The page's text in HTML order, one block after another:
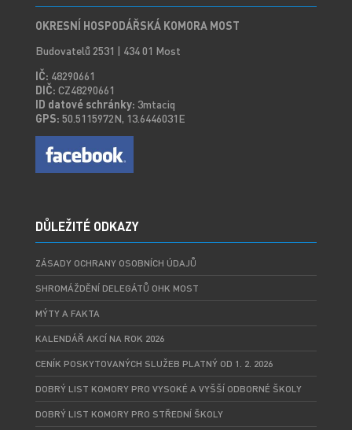
OKRESNÍ HOSPODÁŘSKÁ KOMORA MOST
Budovatelů 2531 | 434 01 Most
IČ: 48290661
DIČ: CZ48290661
ID datové schránky: 3mtaciq
GPS: 50.5115972N, 13.6446031E
DŮLEŽITÉ ODKAZY
ZÁSADY OCHRANY OSOBNÍCH ÚDAJŮ
SHROMÁŽDĚNÍ DELEGÁTŮ OHK MOST
MÝTY A FAKTA
KALENDÁŘ AKCÍ NA ROK 2026
CENÍK POSKYTOVANÝCH SLUŽEB PLATNÝ OD 1. 2. 2026
DOBRÝ LIST KOMORY PRO VYSOKÉ A VYŠŠÍ ODBORNÉ ŠKOLY
DOBRÝ LIST KOMORY PRO STŘEDNÍ ŠKOLY